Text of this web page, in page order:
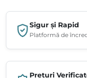
Sigur și Rapid
Platformă de
Prețuri